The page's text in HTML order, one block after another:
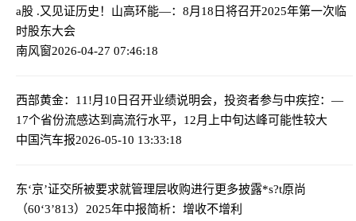
a股 .又见证历史！ 山高环能—：8月18日将召开2025年第一次临
时股东大会
南风窗2026-04-27 07:46:18
西部黄金：11!月10日召开业绩说明会，投资者参与中疾控：—
17个省份流感达到高流行水平，12月上中旬达峰可能性较大
中国汽车报2026-05-10 13:33:18
东‘京’证交所被要求就管理层收购进行更多披露*s?t原尚
（60‘3’813）2025年中报简析：增收不增利